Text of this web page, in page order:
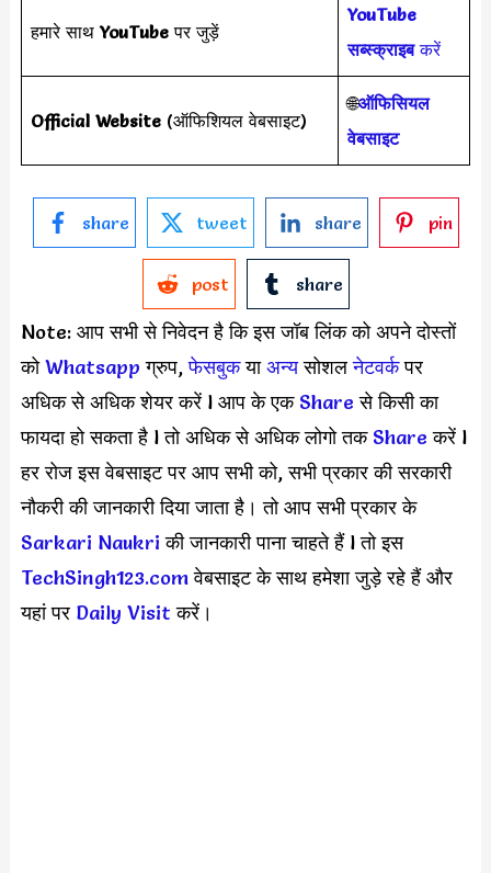
हमारे साथYouTubeपर जुड़ें
YouTube
सब्स्क्राइबकरें
Official Website (ऑफिशियल वेबसाइट)
🌐ऑफिसियल
वेबसाइट
share tweet share pin
post share
Note: आप सभी से निवेदन है कि इस जॉब लिंक को अपने दोस्तों
कोWhatsapp ग्रुप,फेसबुकयाअन्यसोशलनेटवर्कपर
अधिक से अधिक शेयर करें l आप के एक Shareसे किसी का
फायदा हो सकता है l तो अधिक से अधिक लोगो तकShareकरें l
हर रोज इस वेबसाइट पर आप सभी को, सभी प्रकार की सरकारी
नौकरी की जानकारी दिया जाता है। तो आप सभी प्रकार के
Sarkari Naukri की जानकारी पाना चाहते हैं l तो इस
TechSingh123.comवेबसाइट के साथ हमेशा जुड़े रहे हैं और
यहां पर Daily Visit करें।